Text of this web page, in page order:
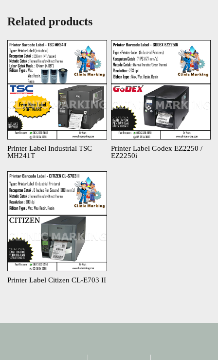
Related products
Printer Label Industrial TSC
MH241T
Printer Label Godex EZ2250 /
EZ2250i​
Printer Label Citizen CL-E703 II